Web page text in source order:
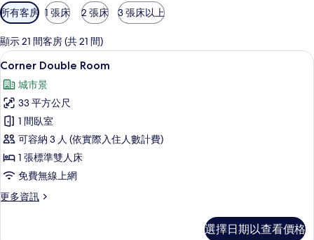
可
用
的
客
房
篩
選
條
件
所有客房 1 張床 2 張床 3 張床以上
顯示 21 間客房 (共 21 間)
顯
示
Corner
Double
Room
的
所
有
相
Corner Double Room | 客房內保險
9
Corner Double Room
城市景
33 平方公尺
1 間臥室
可容納 3 人 (依實際入住人數計費)
1 張標準雙人床
免費無線上網
更多資訊
更
選擇日期以查看價格